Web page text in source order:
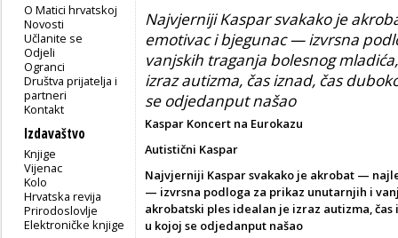
O Matici hrvatskoj
Novosti
Učlanite se
Odjeli
Ogranci
Društva prijatelja i
partneri
Kontakt
Izdavaštvo
Knjige
Vijenac
Kolo
Hrvatska revija
Prirodoslovlje
Elektroničke knjige
Najvjerniji Kaspar svakako je
emotivac i bjegunac — izvrsna
vanjskih traganja bolesnog
izraz autizma, čas iznad, čas
se odjedanput našao
Kaspar Koncert na Eurokazu
Autistični Kaspar
Najvjerniji Kaspar svakako je akrobat —
— izvrsna podloga za prikaz unutarnjih i
akrobatski ples idealan je izraz autizma,
u kojoj se odjedanput našao